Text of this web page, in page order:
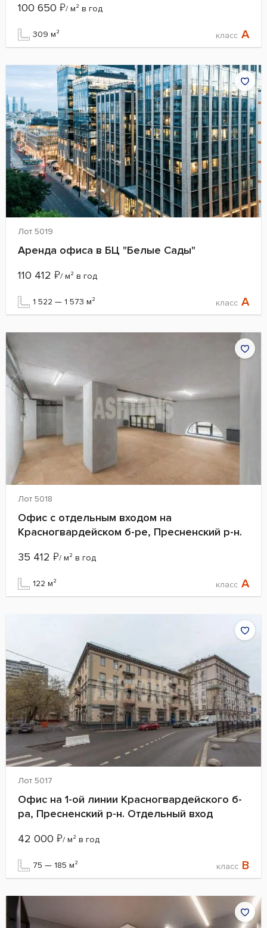
100 650 ₽/ м² в год
309 м² класс A
Лот 5019
Аренда офиса в БЦ "Белые Сады"
110 412 ₽/ м² в год
1 522 — 1 573 м² класс A
Лот 5018
Офис с отдельным входом на
Красногвардейском б-ре, Пресненский р-н.
35 412 ₽/ м² в год
122 м² класс A
Лот 5017
Офис на 1-ой линии Красногвардейского б-
ра, Пресненский р-н. Отдельный вход
42 000 ₽/ м² в год
75 — 185 м² класс B